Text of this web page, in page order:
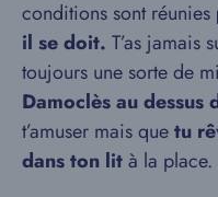
conditions sont réunies
il se doit. T’as jamais
toujours une sorte de
Damoclès au dessus
t’amuser mais quetu
dans ton lità la place.